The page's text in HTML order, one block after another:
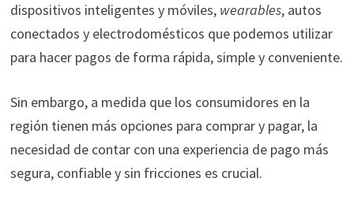
dispositivos inteligentes y móviles, wearables, autos
conectados y electrodomésticos que podemos utilizar
para hacer pagos de forma rápida, simple y conveniente.
Sin embargo, a medida que los consumidores en la
región tienen más opciones para comprar y pagar, la
necesidad de contar con una experiencia de pago más
segura, confiable y sin fricciones es crucial.